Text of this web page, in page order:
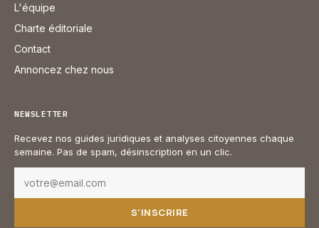
L'équipe
Charte éditoriale
Contact
Annoncez chez nous
NEWSLETTER
Recevez nos guides juridiques et analyses citoyennes chaque
semaine. Pas de spam, désinscription en un clic.
S'INSCRIRE